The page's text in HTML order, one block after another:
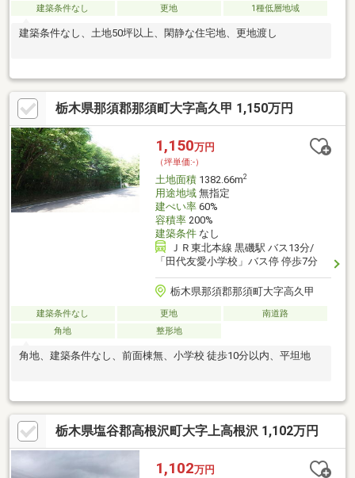
建築条件なし 更地 1種低層地域
建築条件なし、土地50坪以上、閑静な住宅地、更地渡し
栃木県那須郡那須町大字高久甲 1,150万円
1,150万円
（坪単価:-）
土地面積1382.66m2
用途地域無指定
建ぺい率60%
容積率200%
建築条件なし
ＪＲ東北本線 黒磯駅 バス13分/
「田代友愛小学校」バス停 停歩7分
栃木県那須郡那須町大字高久甲
建築条件なし 更地
南道路
角地
整形地
角地、建築条件なし、前面棟無、小学校 徒歩10分以内、平坦地
栃木県塩谷郡高根沢町大字上高根沢 1,102万円
1,102万円